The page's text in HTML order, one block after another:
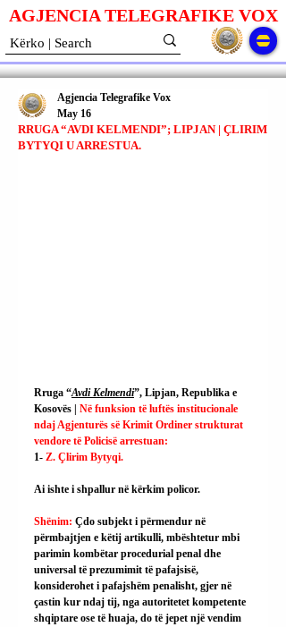
AGJENCIA TELEGRAFIKE VOX
RRUGA “AVDI KELMENDI”; LIPJAN | ÇLIRIM
BYTYQI U ARRESTUA.
Agjencia Telegrafike Vox
May 16
Rruga “Avdi Kelmendi”, Lipjan, Republika e
Kosovës | Në funksion të luftës institucionale
ndaj Agjenturës së Krimit Ordiner strukturat
vendore të Policisë arrestuan:
1- Z. Çlirim Bytyqi.
Ai ishte i shpallur në kërkim policor.
Shënim: Çdo subjekt i përmendur në
përmbajtjen e këtij artikulli, mbështetur mbi
parimin kombëtar procedurial penal dhe
universal të prezumimit të pafajsisë,
konsiderohet i pafajshëm penalisht, gjer në
çastin kur ndaj tij, nga autoritetet kompetente
shqiptare ose të huaja, do të jepet një vendim